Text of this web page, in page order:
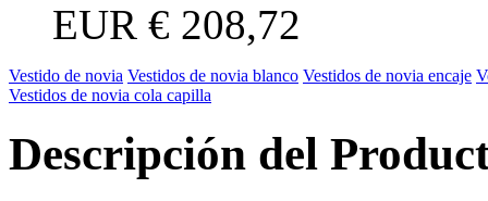
EUR € 208,72
Vestido de novia Vestidos de novia blanco Vestidos de novia encaje
Vestidos de novia cola capilla
Descripción del